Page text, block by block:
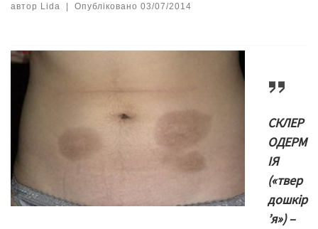
автор Lida | Опубліковано 03/07/2014
СКЛЕР
ОДЕРМ
ІЯ
(«твер
дошкір
’я») –